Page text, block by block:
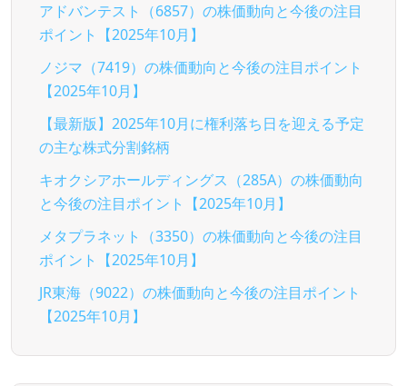
アドバンテスト（6857）の株価動向と今後の注目
ポイント【2025年10月】
ノジマ（7419）の株価動向と今後の注目ポイント
【2025年10月】
【最新版】2025年10月に権利落ち日を迎える予定
の主な株式分割銘柄
キオクシアホールディングス（285A）の株価動向
と今後の注目ポイント【2025年10月】
メタプラネット（3350）の株価動向と今後の注目
ポイント【2025年10月】
JR東海（9022）の株価動向と今後の注目ポイント
【2025年10月】